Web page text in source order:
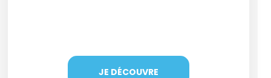
JE DÉCOUVRE